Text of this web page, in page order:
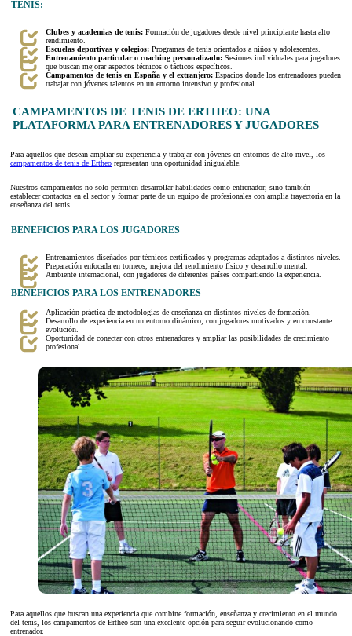
TENIS:
Clubes y academias de tenis: Formación de jugadores desde nivel principiante hasta alto
rendimiento.
Escuelas deportivas y colegios: Programas de tenis orientados a niños y adolescentes.
Entrenamiento particular o coaching personalizado: Sesiones individuales para jugadores
que buscan mejorar aspectos técnicos o tácticos específicos.
Campamentos de tenis en España y el extranjero: Espacios donde los entrenadores pueden
trabajar con jóvenes talentos en un entorno intensivo y profesional.
CAMPAMENTOS DE TENIS DE ERTHEO: UNA
PLATAFORMA PARA ENTRENADORES Y JUGADORES
Para aquellos que desean ampliar su experiencia y trabajar con jóvenes en entornos de alto nivel, los
campamentos de tenis de Ertheo representan una oportunidad inigualable.
Nuestros campamentos no solo permiten desarrollar habilidades como entrenador, sino también
establecer contactos en el sector y formar parte de un equipo de profesionales con amplia trayectoria en la
enseñanza del tenis.
BENEFICIOS PARA LOS JUGADORES
Entrenamientos diseñados por técnicos certificados y programas adaptados a distintos niveles.
Preparación enfocada en torneos, mejora del rendimiento físico y desarrollo mental.
Ambiente internacional, con jugadores de diferentes países compartiendo la experiencia.
BENEFICIOS PARA LOS ENTRENADORES
Aplicación práctica de metodologías de enseñanza en distintos niveles de formación.
Desarrollo de experiencia en un entorno dinámico, con jugadores motivados y en constante
evolución.
Oportunidad de conectar con otros entrenadores y ampliar las posibilidades de crecimiento
profesional.
Para aquellos que buscan una experiencia que combine formación, enseñanza y crecimiento en el mundo
del tenis, los campamentos de Ertheo son una excelente opción para seguir evolucionando como
entrenador.